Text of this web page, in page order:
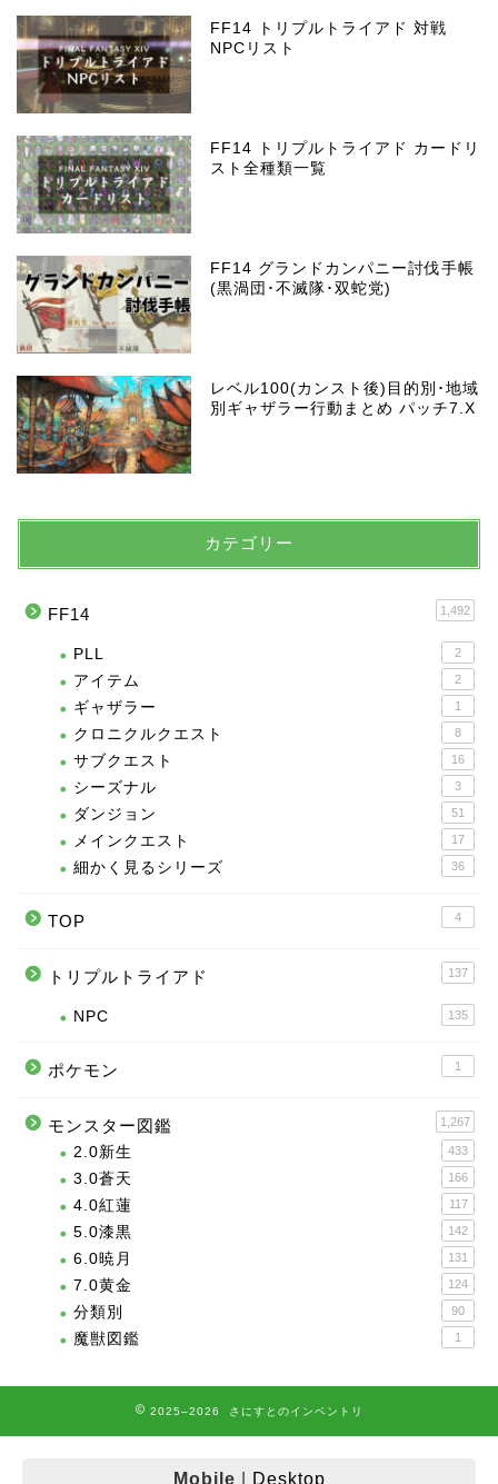
FF14 トリプルトライアド 対戦
NPCリスト
FF14 トリプルトライアド カードリ
スト全種類一覧
FF14 グランドカンパニー討伐手帳
(黒渦団･不滅隊･双蛇党)
レベル100(カンスト後)目的別･地域
別ギャザラー行動まとめ パッチ7.X
カテゴリー
FF14 1,492
PLL 2
アイテム 2
ギャザラー 1
クロニクルクエスト 8
サブクエスト 16
シーズナル 3
ダンジョン 51
メインクエスト 17
細かく見るシリーズ 36
TOP 4
トリプルトライアド 137
NPC 135
ポケモン 1
モンスター図鑑 1,267
2.0新生 433
3.0蒼天 166
4.0紅蓮 117
5.0漆黒 142
6.0暁月 131
7.0黄金 124
分類別 90
魔獣図鑑 1
2025–2026 さにすとのインベントリ
Mobile Desktop